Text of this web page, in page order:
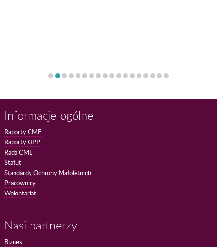
Informacje ogólne
Raporty CME
Raporty OPP
Rada CME
Statut
Standardy Ochrony Małoletnich
Pracownicy
Wolontariat
Nasi partnerzy
Biznes